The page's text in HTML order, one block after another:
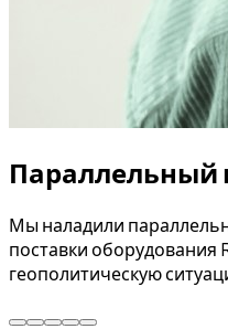
Параллельный
Мы наладили
поставки оборудования
геополитическую